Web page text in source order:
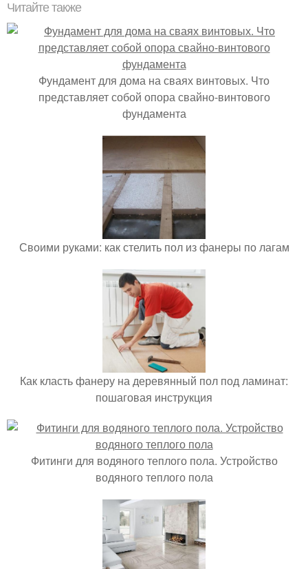
Читайте также
Фундамент для дома на сваях винтовых. Что
представляет собой опора свайно-винтового
фундамента
Своими руками: как стелить пол из фанеры по лагам
Как класть фанеру на деревянный пол под ламинат:
пошаговая инструкция
Фитинги для водяного теплого пола. Устройство
водяного теплого пола